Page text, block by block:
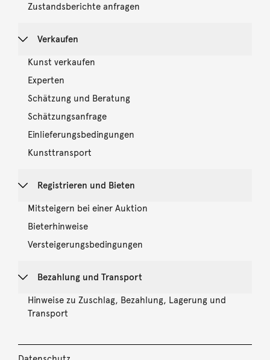
Zustandsberichte anfragen
Verkaufen
Kunst verkaufen
Experten
Schätzung und Beratung
Schätzungsanfrage
Einlieferungsbedingungen
Kunsttransport
Registrieren und Bieten
Mitsteigern bei einer Auktion
Bieterhinweise
Versteigerungsbedingungen
Bezahlung und Transport
Hinweise zu Zuschlag, Bezahlung, Lagerung und
Transport